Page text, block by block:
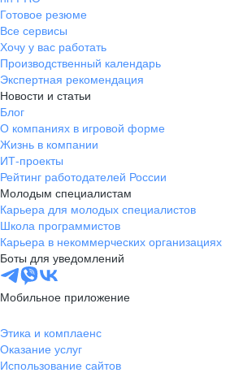
Готовое резюме
Все сервисы
Хочу у вас работать
Производственный календарь
Экспертная рекомендация
Новости и статьи
Блог
О компаниях в игровой форме
Жизнь в компании
ИТ-проекты
Рейтинг работодателей России
Молодым специалистам
Карьера для молодых специалистов
Школа программистов
Карьера в некоммерческих организациях
Боты для уведомлений
Мобильное приложение
Этика и комплаенс
Оказание услуг
Использование сайтов